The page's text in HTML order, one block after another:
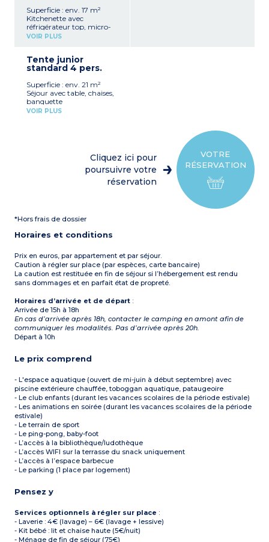
Superficie : env. 17 m²
Kitchenette avec
réfrigérateur top, micro-
ondes, plaque de cuisson
(140 cm)
1 chambre avec 2 lits
Terrasse semi-couverte
avec salon de jardin
Capacité max. 4
personnes
VOIR PLUS
Tente junior
standard 4 pers.
Superficie : env. 21 m²
Séjour avec table, chaises,
banquette
Kitchenette avec
1 chambre avec 2 lits
Terrasse (12 m²) avec salon
A noter :
salle de bain)
VOIR PLUS
VOTRE
RÉSERVATION
Cliquez ici pour
poursuivre votre
réservation
*Hors frais de dossier
Horaires et conditions
Prix en euros, par appartement et par séjour.
Caution à régler sur place (par espèces, carte bancaire)
La caution est restituée en fin de séjour si l’hébergement est rendu
sans dommages et en parfait état de propreté.
Horaires d’arrivée et de départ :
Arrivée de 15h à 18h
En cas d’arrivée après 18h, contacter le camping en amont afin de
communiquer les modalités. Pas d’arrivée après 20h.
Départ à 10h
Le prix comprend
- L'espace aquatique (ouvert de mi-juin à début septembre) avec
piscine extérieure chauffée, toboggan aquatique, pataugeoire
- Le club enfants (durant les vacances scolaires de la période estivale)
- Les animations en soirée (durant les vacances scolaires de la période
estivale)
- Le terrain de sport
- Le ping-pong, baby-foot
- L’accès à la bibliothèque/ludothèque
- L’accès WIFI sur la terrasse du snack uniquement
- L’accès à l’espace barbecue
- Le parking (1 place par logement)
Pensez y
Services optionnels à régler sur place :
- Laverie : 4€ (lavage) – 6€ (lavage + lessive)
- Kit bébé : lit et chaise haute (5€/nuit)
- Ménage de fin de séjour (75€)